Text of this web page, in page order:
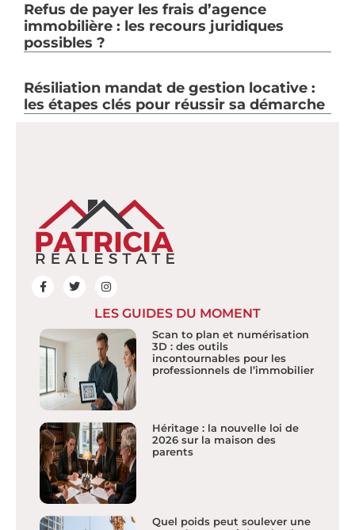
Refus de payer les frais d’agence
immobilière : les recours juridiques
possibles ?
Résiliation mandat de gestion locative :
les étapes clés pour réussir sa démarche
LES GUIDES DU MOMENT
Scan to plan et numérisation
3D : des outils
incontournables pour les
professionnels de l’immobilier
Héritage : la nouvelle loi de
2026 sur la maison des
parents
Quel poids peut soulever une